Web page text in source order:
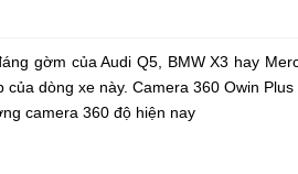
gờm của Audi Q5, BMW X3 hay
dòng xe này. Camera 360 Owin
camera 360 độ hiện nay